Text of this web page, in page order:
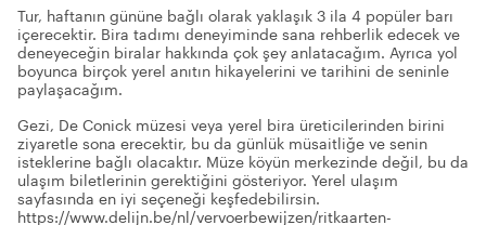
Tur, haftanın gününe bağlı olarak yaklaşık 3 ila 4 popüler barı
içerecektir. Bira tadımı deneyiminde sana rehberlik edecek ve
deneyeceğin biralar hakkında çok şey anlatacağım. Ayrıca yol
boyunca birçok yerel anıtın hikayelerini ve tarihini de seninle
paylaşacağım.
Gezi, De Conick müzesi veya yerel bira üreticilerinden birini
ziyaretle sona erecektir, bu da günlük müsaitliğe ve senin
isteklerine bağlı olacaktır. Müze köyün merkezinde değil, bu da
ulaşım biletlerinin gerektiğini gösteriyor. Yerel ulaşım
sayfasında en iyi seçeneği keşfedebilirsin.
https://www.delijn.be/nl/vervoerbewijzen/ritkaarten-